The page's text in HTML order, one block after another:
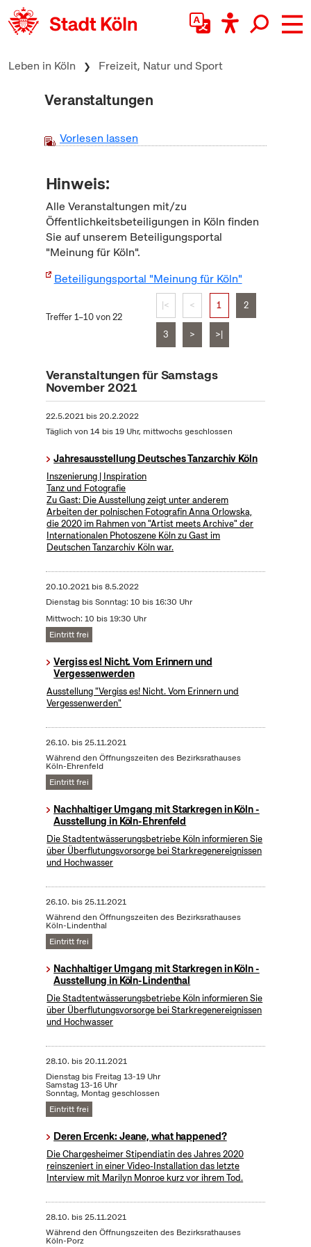
zum Inhalt springen
Leben in Köln Freizeit, Natur und Sport
Veranstaltungen
Vorlesen lassen
Hinweis:
Alle Veranstaltungen mit/zu
Öffentlichkeitsbeteiligungen in Köln finden
Sie auf unserem Beteiligungsportal
"Meinung für Köln".
Beteiligungsportal "Meinung für Köln"
Treffer 1–10 von 22
|< < 1 2
3 > >|
Veranstaltungen für Samstags
November 2021
22.5.2021bis20.2.2022
Täglich von 14 bis 19 Uhr, mittwochs geschlossen
Jahresausstellung Deutsches Tanzarchiv Köln
Inszenierung | Inspiration
Tanz und Fotografie
Zu Gast: Die Ausstellung zeigt unter anderem
Arbeiten der polnischen Fotografin Anna Orlowska,
die 2020 im Rahmen von "Artist meets Archive" der
Internationalen Photoszene Köln zu Gast im
Deutschen Tanzarchiv Köln war.
20.10.2021bis8.5.2022
Dienstag bis Sonntag: 10 bis 16:30 Uhr
Mittwoch: 10 bis 19:30 Uhr
Eintritt frei
Vergiss es! Nicht. Vom Erinnern und
Vergessenwerden
Ausstellung "Vergiss es! Nicht. Vom Erinnern und
Vergessenwerden"
26.10. bis25.11.2021
Während den Öffnungszeiten des Bezirksrathauses
Köln-Ehrenfeld
Eintritt frei
Nachhaltiger Umgang mit Starkregen in Köln -
Ausstellung in Köln-Ehrenfeld
Die Stadtentwässerungsbetriebe Köln informieren Sie
über Überflutungsvorsorge bei Starkregenereignissen
und Hochwasser
26.10. bis25.11.2021
Während den Öffnungszeiten des Bezirksrathauses
Köln-Lindenthal
Eintritt frei
Nachhaltiger Umgang mit Starkregen in Köln -
Ausstellung in Köln-Lindenthal
Die Stadtentwässerungsbetriebe Köln informieren Sie
über Überflutungsvorsorge bei Starkregenereignissen
und Hochwasser
28.10. bis20.11.2021
Dienstag bis Freitag 13-19 Uhr
Samstag 13-16 Uhr
Sonntag, Montag geschlossen
Eintritt frei
Deren Ercenk: Jeane, what happened?
Die Chargesheimer Stipendiatin des Jahres 2020
reinszeniert in einer Video-Installation das letzte
Interview mit Marilyn Monroe kurz vor ihrem Tod.
28.10. bis25.11.2021
Während den Öffnungszeiten des Bezirksrathauses
Köln-Porz